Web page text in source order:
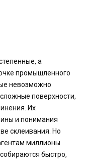
а
промышленного
невозможно
поверхности,
Их
и понимания
склеивания. Но
миллионы
быстро,